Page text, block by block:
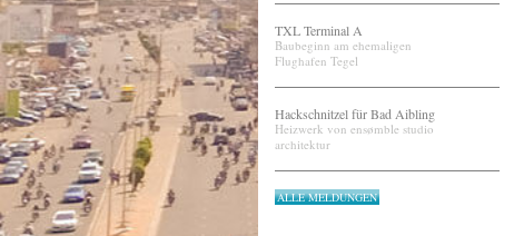
TXL Terminal A
Baubeginn am ehemaligen
Flughafen Tegel
Hackschnitzel für Bad Aibling
Heizwerk von ensømble studio
architektur
ALLE MELDUNGEN